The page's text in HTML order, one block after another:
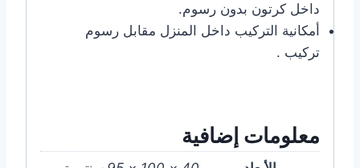
داخل كرتون بدون رسوم.
أمكانية التركيب داخل المنزل مقابل رسوم
تركيب .
معلومات إضافية